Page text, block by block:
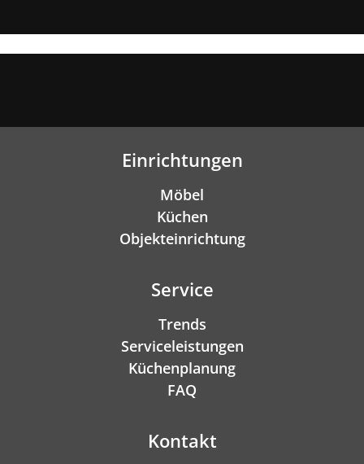
Einrichtungen
Möbel
Küchen
Objekteinrichtung
Service
Trends
Serviceleistungen
Küchenplanung
FAQ
Kontakt